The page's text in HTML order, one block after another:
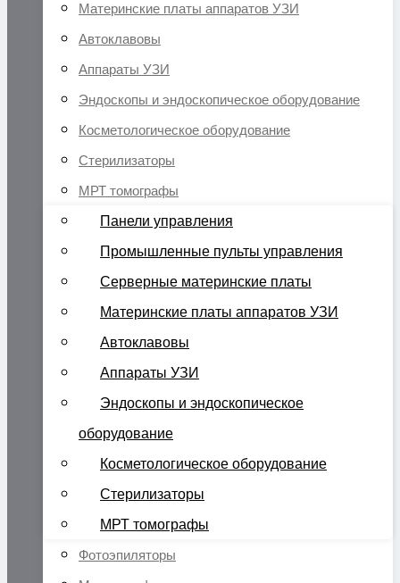
Материнские платы аппаратов УЗИ
Автоклавовы
Аппараты УЗИ
Эндоскопы и эндоскопическое оборудование
Косметологическое оборудование
Стерилизаторы
МРТ томографы
Панели управления
Промышленные пульты управления
Серверные материнские платы
Материнские платы аппаратов УЗИ
Автоклавовы
Аппараты УЗИ
Эндоскопы и эндоскопическое
оборудование
Косметологическое оборудование
Стерилизаторы
МРТ томографы
Фотоэпиляторы